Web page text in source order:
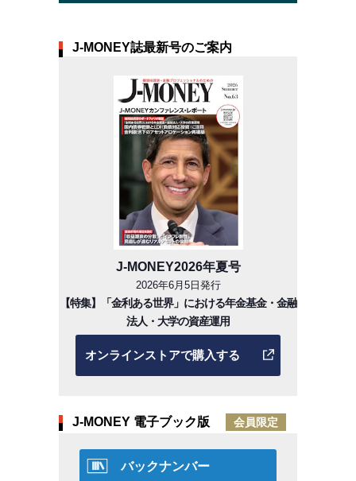
J-MONEY誌最新号のご案内
J-MONEY2026年夏号
2026年6月5日発行
【特集】「金利ある世界」における年金基金・金融
法人・大学の資産運用
オンラインストアで購入する
J-MONEY 電子ブック版 会員限定
バックナンバー